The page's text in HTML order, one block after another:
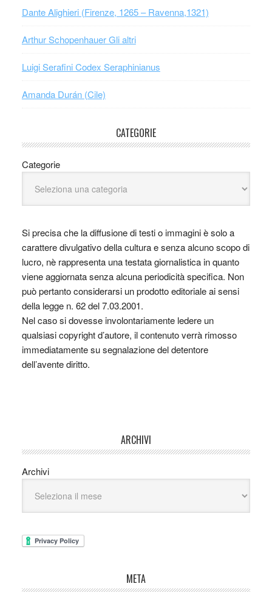
Dante Alighieri (Firenze, 1265 – Ravenna,1321)
Arthur Schopenhauer Gli altri
Luigi Serafini Codex Seraphinianus
Amanda Durán (Cile)
CATEGORIE
Categorie
Si precisa che la diffusione di testi o immagini è solo a
carattere divulgativo della cultura e senza alcuno scopo di
lucro, nè rappresenta una testata giornalistica in quanto
viene aggiornata senza alcuna periodicità specifica. Non
può pertanto considerarsi un prodotto editoriale ai sensi
della legge n. 62 del 7.03.2001.
Nel caso si dovesse involontariamente ledere un
qualsiasi copyright d’autore, il contenuto verrà rimosso
immediatamente su segnalazione del detentore
dell’avente diritto.
ARCHIVI
Archivi
META